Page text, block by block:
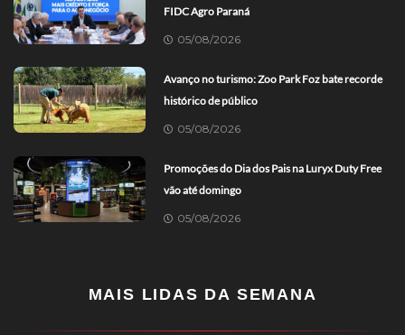
FIDC Agro Paraná
05/08/2026
Avanço no turismo: Zoo Park Foz bate recorde
histórico de público
05/08/2026
Promoções do Dia dos Pais na Luryx Duty Free
vão até domingo
05/08/2026
MAIS LIDAS DA SEMANA